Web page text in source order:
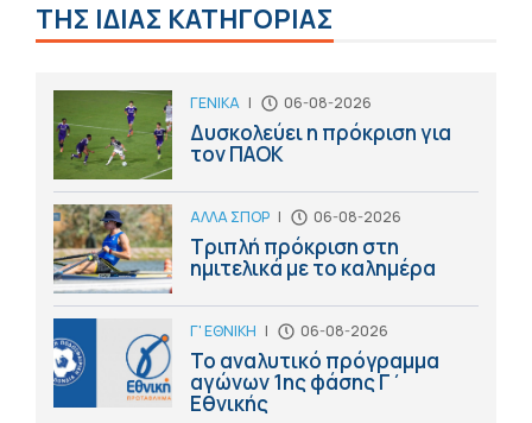
ΤΗΣ ΙΔΙΑΣ ΚΑΤΗΓΟΡΙΑΣ
ΓΕΝΙΚΑ | 06-08-2026
Δυσκολεύει η πρόκριση για
τον ΠΑΟΚ
ΑΛΛΑ ΣΠΟΡ | 06-08-2026
Τριπλή πρόκριση στη
ημιτελικά με το καλημέρα
Γ' ΕΘΝΙΚΗ | 06-08-2026
Το αναλυτικό πρόγραμμα
αγώνων 1ης φάσης Γ΄
Εθνικής